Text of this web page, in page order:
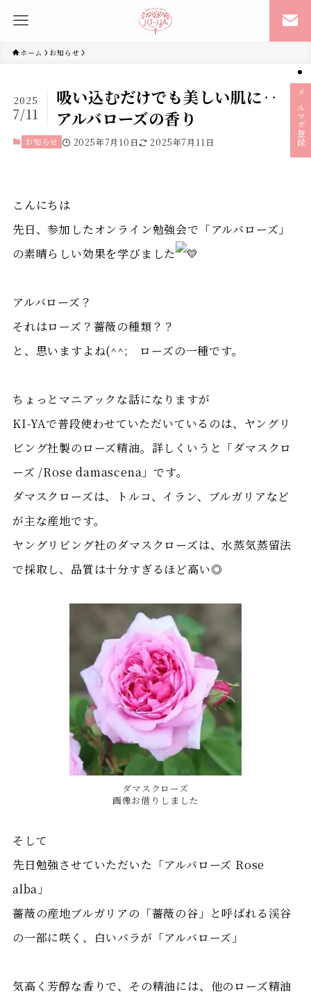
メルマガ登録
ホーム お知らせ
吸い込むだけでも美しい肌に‥
アルバローズの香り
2025
7/11
お知らせ 2025年7月10日 2025年7月11日
こんにちは
先日、参加したオンライン勉強会で「アルバローズ」
の素晴らしい効果を学びました
アルバローズ？
それはローズ？薔薇の種類？？
と、思いますよね(^^; ローズの一種です。
ちょっとマニアックな話になりますが
KI-YAで普段使わせていただいているのは、ヤングリ
ビング社製のローズ精油。詳しくいうと「ダマスクロ
ーズ /Rose damascena」です。
ダマスクローズは、トルコ、イラン、ブルガリアなど
が主な産地です。
ヤングリビング社のダマスクローズは、水蒸気蒸留法
で採取し、品質は十分すぎるほど高い◎
ダマスクローズ
画像お借りしました
そして
先日勉強させていただいた「アルバローズ Rose
alba」
薔薇の産地ブルガリアの「薔薇の谷」と呼ばれる渓谷
の一部に咲く、白いバラが「アルバローズ」
気高く芳醇な香りで、その精油には、他のローズ精油